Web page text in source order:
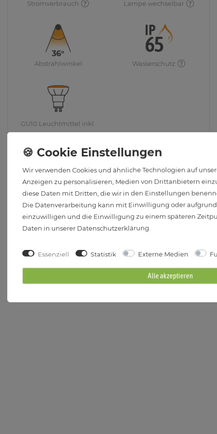
Stromverbrauch Lampe wechselbar
36°
Abstrahlwinkel Wasserschutz
GU10 Leuchtmittel inkl.
Wir verwenden Cookies und ähnliche Technologien auf
Anzeigen zu personalisieren, Medien von Drittanbietern
diese Daten mit Dritten, die wir in den Einstellungen
Die Datenverarbeitung kann mit Einwilligung oder
einzuwilligen und die Einwilligung zu einem späteren
Daten in unserer Daten­schutz­erklärung
Essenziell Statistik Externe Medien
Alle akzeptieren